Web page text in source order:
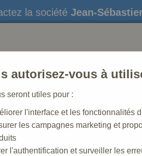
la société Jean-
STATUES CRÈCHES DE
autorisez-vous à
seront utiles pour :
l'interface et les fonctionnalités
les campagnes marketing et
l'authentification et surveiller les